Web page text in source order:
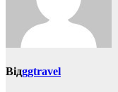
Відggtravel